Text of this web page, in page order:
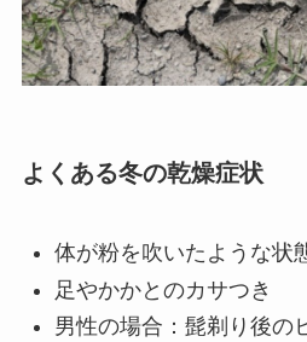
よくある冬の乾燥症状
体が粉を吹いたような状
足やかかとのカサつき
男性の場合：髭剃り後の